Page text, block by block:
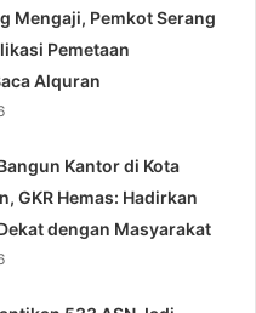
Mengaji, Pemkot Serang
Pemetaan
Alquran
Kantor di Kota
GKR Hemas: Hadirkan
dengan Masyarakat